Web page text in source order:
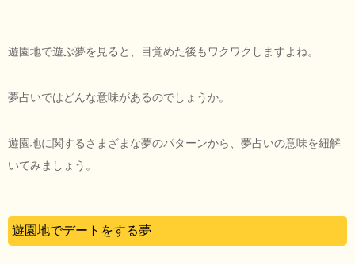
遊園地で遊ぶ夢を見ると、目覚めた後もワクワクしますよね。
夢占いではどんな意味があるのでしょうか。
遊園地に関するさまざまな夢のパターンから、夢占いの意味を紐解
いてみましょう。
遊園地でデートをする夢